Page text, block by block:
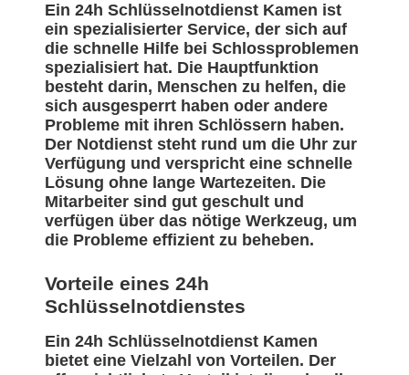
Ein 24h Schlüsselnotdienst Kamen ist
ein spezialisierter Service, der sich auf
die schnelle Hilfe bei Schlossproblemen
spezialisiert hat. Die Hauptfunktion
besteht darin, Menschen zu helfen, die
sich ausgesperrt haben oder andere
Probleme mit ihren Schlössern haben.
Der Notdienst steht rund um die Uhr zur
Verfügung und verspricht eine schnelle
Lösung ohne lange Wartezeiten. Die
Mitarbeiter sind gut geschult und
verfügen über das nötige Werkzeug, um
die Probleme effizient zu beheben.
Vorteile eines 24h
Schlüsselnotdienstes
Ein 24h Schlüsselnotdienst Kamen
bietet eine Vielzahl von Vorteilen. Der